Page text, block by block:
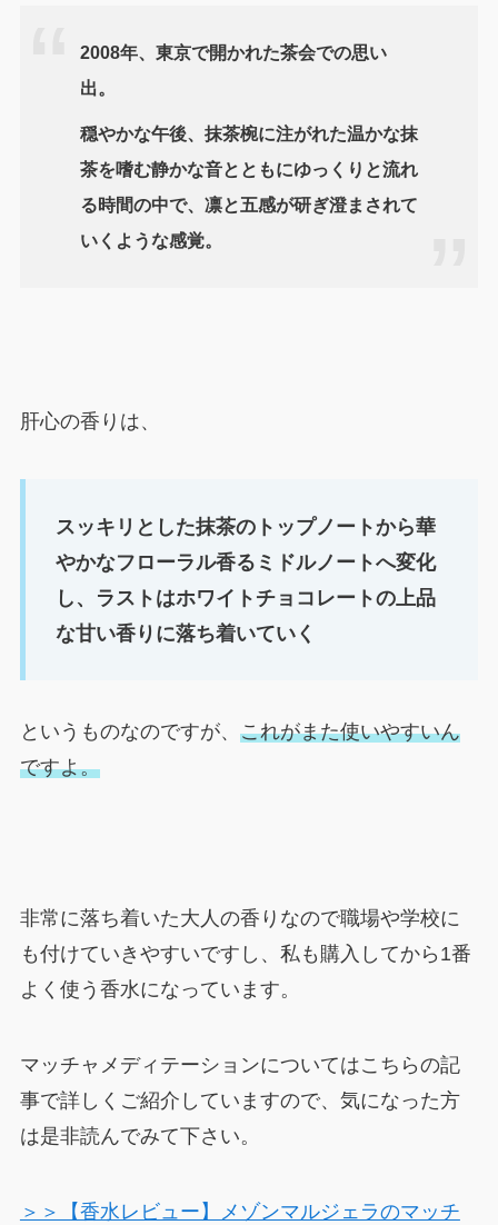
2008年、東京で開かれた茶会での思い
出。
穏やかな午後、抹茶椀に注がれた温かな抹
茶を嗜む静かな音とともにゆっくりと流れ
る時間の中で、凛と五感が研ぎ澄まされて
いくような感覚。
肝心の香りは、
スッキリとした抹茶のトップノートから華
やかなフローラル香るミドルノートへ変化
し、ラストはホワイトチョコレートの上品
な甘い香りに落ち着いていく
というものなのですが、 これがまた使いやすいん
ですよ。
非常に落ち着いた大人の香りなので職場や学校に
も付けていきやすいですし、私も購入してから1番
よく使う香水になっています。
マッチャメディテーションについてはこちらの記
事で詳しくご紹介していますので、気になった方
は是非読んでみて下さい。
＞＞【香水レビュー】メゾンマルジェラのマッチ